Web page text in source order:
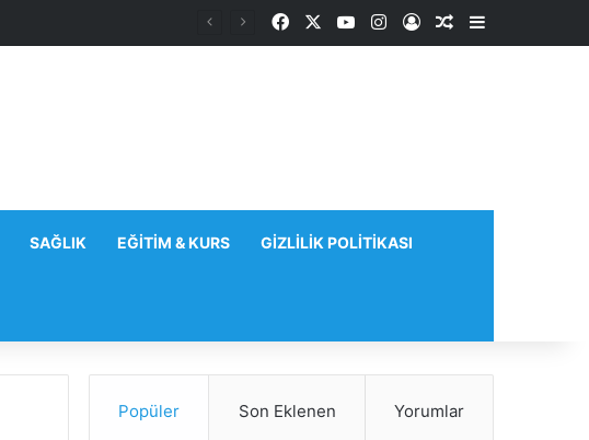
FacebookYouTubeInstagram
Kayıt OlRastgele Makale
Kenar
SAĞLIK EĞITIM & KURS GIZLILIK POLITIKASI
Popüler Son Eklenen Yorumlar